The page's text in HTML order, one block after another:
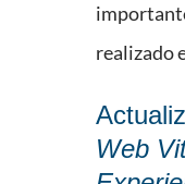
realizado
Web